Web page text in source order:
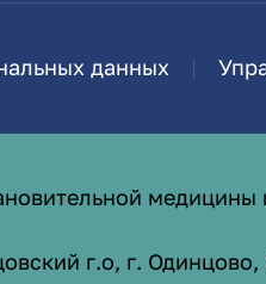
данных
медицины
г.о, г.